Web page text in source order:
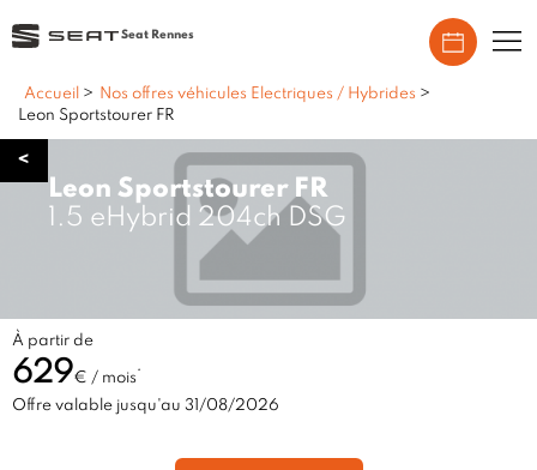
Seat Rennes
Accueil > Nos offres véhicules Electriques / Hybrides >
Leon Sportstourer FR
<
Leon Sportstourer FR
1.5 eHybrid 204ch DSG
À partir de
629€ / mois*
Offre valable jusqu'au 31/08/2026